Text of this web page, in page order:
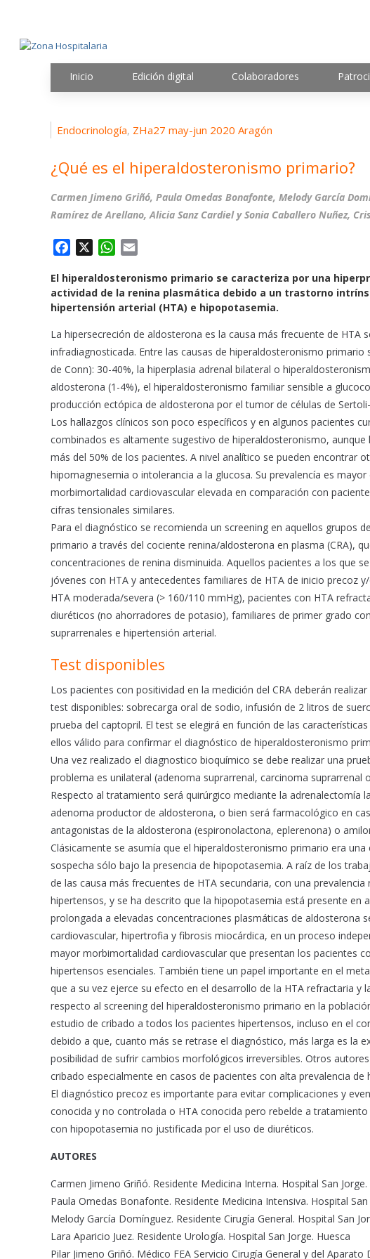
Inicio Edición digital Colaboradores
Endocrinología, ZHa27 may-jun 2020 Aragón
¿Qué es el hiperaldosteronismo primario?
Carmen Jimeno Griñó, Paula Omedas Bonafonte, Melody García
Ramírez de Arellano, Alicia Sanz Cardiel y Sonia Caballero Nuñez,
c
e
b
o
o
k
W
a
t
s
A
p
p
a
i
l
El hiperaldosteronismo primario se caracteriza por una
actividad de la renina plasmática debido a un trastorno
hipertensión arterial (HTA) e hipopotasemia.
La hipersecreción de aldosterona es la causa más frecuente de HTA
infradiagnosticada. Entre las causas de hiperaldosteronismo
de Conn): 30-40%, la hiperplasia adrenal bilateral o
aldosterona (1-4%), el hiperaldosteronismo familiar sensible a
producción ectópica de aldosterona por el tumor de células de
Los hallazgos clínicos son poco específicos y en algunos pacientes
combinados es altamente sugestivo de hiperaldosteronismo,
más del 50% de los pacientes. A nivel analítico se pueden encontrar
hipomagnesemia o intolerancia a la glucosa. Su prevalencía es
morbimortalidad cardiovascular elevada en comparación con
cifras tensionales similares.
Para el diagnóstico se recomienda un screening en aquellos grupos
primario a través del cociente renina/aldosterona en plasma (CRA),
concentraciones de renina disminuida. Aquellos pacientes a los que
jóvenes con HTA y antecedentes familiares de HTA de inicio precoz
HTA moderada/severa (> 160/110 mmHg), pacientes con HTA
diuréticos (no ahorradores de potasio), familiares de primer grado
suprarrenales e hipertensión arterial.
Test disponibles
Los pacientes con positividad en la medición del CRA deberán
test disponibles: sobrecarga oral de sodio, infusión de 2 litros de
prueba del captopril. El test se elegirá en función de las
ellos válido para confirmar el diagnóstico de hiperaldosteronismo
Una vez realizado el diagnostico bioquímico se debe realizar una
problema es unilateral (adenoma suprarrenal, carcinoma suprarrenal
Respecto al tratamiento será quirúrgico mediante la adrenalectomía
adenoma productor de aldosterona, o bien será farmacológico en
antagonistas de la aldosterona (espironolactona, eplerenona) o
Clásicamente se asumía que el hiperaldosteronismo primario era
sospecha sólo bajo la presencia de hipopotasemia. A raíz de los
de las causa más frecuentes de HTA secundaria, con una
hipertensos, y se ha descrito que la hipopotasemia está presente en
prolongada a elevadas concentraciones plasmáticas de aldosterona
cardiovascular, hipertrofia y fibrosis miocárdica, en un proceso
mayor morbimortalidad cardiovascular que presentan los pacientes
hipertensos esenciales. También tiene un papel importante en el
que a su vez ejerce su efecto en el desarrollo de la HTA refractaria
respecto al screening del hiperaldosteronismo primario en la
estudio de cribado a todos los pacientes hipertensos, incluso en el
debido a que, cuanto más se retrase el diagnóstico, más larga es la
posibilidad de sufrir cambios morfológicos irreversibles. Otros
cribado especialmente en casos de pacientes con alta prevalencia
El diagnóstico precoz es importante para evitar complicaciones y
conocida y no controlada o HTA conocida pero rebelde a
con hipopotasemia no justificada por el uso de diuréticos.
AUTORES
Carmen Jimeno Griñó. Residente Medicina Interna. Hospital San Jorge.
Paula Omedas Bonafonte. Residente Medicina Intensiva. Hospital San
Melody García Domínguez. Residente Cirugía General. Hospital San
Lara Aparicio Juez. Residente Urología. Hospital San Jorge. Huesca
Pilar Jimeno Griñó. Médico FEA Servicio Cirugía General y del